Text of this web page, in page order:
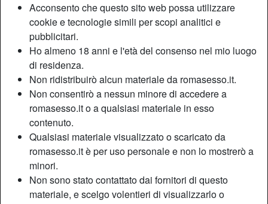
Acconsento che questo sito web possa utilizzare
cookie e tecnologie simili per scopi analitici e
pubblicitari.
Ho almeno 18 anni e l'età del consenso nel mio luogo
di residenza.
Non ridistribuirò alcun materiale da romasesso.it.
Non consentirò a nessun minore di accedere a
romasesso.it o a qualsiasi materiale in esso
contenuto.
Qualsiasi materiale visualizzato o scaricato da
romasesso.it è per uso personale e non lo mostrerò a
minori.
Non sono stato contattato dai fornitori di questo
materiale, e scelgo volentieri di visualizzarlo o
Età:
33
Paese:
Italia
Provincia:
Sesso:
Sessualità:
Etero
Relazione:
Single
Colore dei capelli:
Castana
Colore degli occhi:
Depilata:
Sì
Fumatrice:
A volte
Descrizione